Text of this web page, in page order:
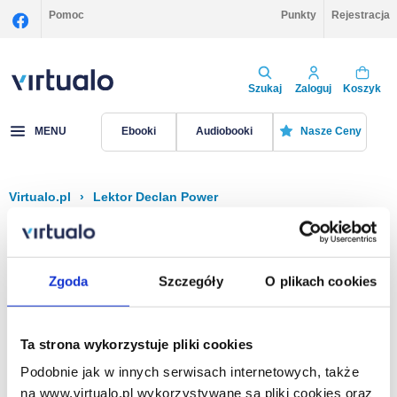
Zgoda Szczegóły O plikach cookies
Ta strona wykorzystuje pliki cookies
Podobnie jak w innych serwisach internetowych, także
na www.virtualo.pl wykorzystywane są pliki cookies oraz
Pomoc Punkty Rejestracja
Szukaj Zaloguj Koszyk
MENU Ebooki Audiobooki Nasze Ceny
Virtualo.pl › Lektor Declan Power
Filtruj Sortuj
Na stronie